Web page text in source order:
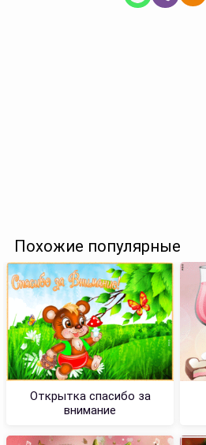
Похожие популярные
Открытка спасибо за
внимание